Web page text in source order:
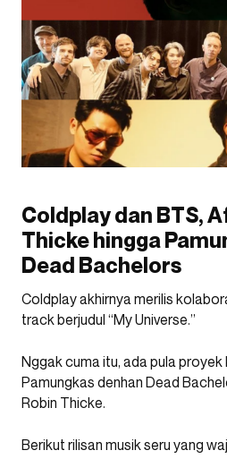
Coldplay dan BTS,
Thicke hingga
Dead Bachelors
Coldplay akhirnya merilis
track berjudul “My Universe.”
Nggak cuma itu, ada pula
Pamungkas denhan Dead
Robin Thicke.
Berikut rilisan musik seru yang